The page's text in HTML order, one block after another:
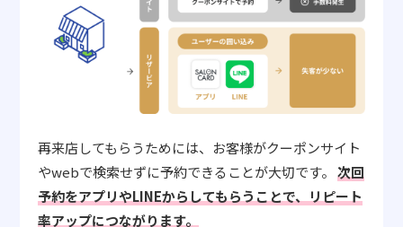
再来店してもらうためには、お客様がクーポンサイト
やwebで検索せずに予約できることが大切です。 次回
予約をアプリやLINEからしてもらうことで、リピート
率アップにつながります。